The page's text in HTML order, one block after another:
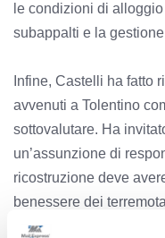
le condizioni di
subappalti e la
Infine, Castelli ha fatto
avvenuti a Tolentino
sottovalutare. Ha
un’assunzione di
ricostruzione deve
benessere dei
risorse. Chi non